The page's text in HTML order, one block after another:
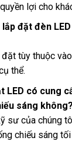
lợi cho
lắp đặt đèn
tùy thuộc
thể.
LED có cung
sáng không?
sư của chúng
chiếu sáng tối